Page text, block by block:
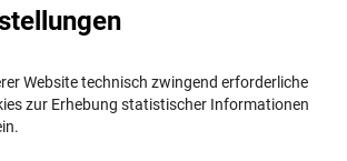
Website technisch zwingend erforderliche
zur Erhebung statistischer Informationen